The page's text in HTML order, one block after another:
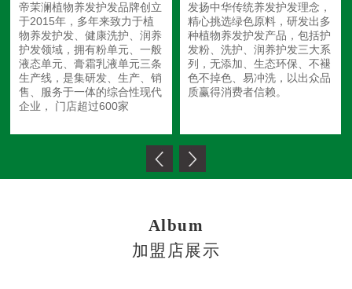
帝茉澜植物养发护发品牌创立
于2015年，多年来致力于植
物养发护发、健康洗护、润养
护发领域，拥有粉单元、一般
液态单元、膏霜乳液单元三条
生产线，是集研发、生产、销
售、服务于一体的综合性现代
企业， 门店超过600家
发扬中华传统养发护发理念，
精心挑选绿色原料，研发出多
种植物养发护发产品，包括护
发粉、洗护、润养护发三大系
列，无添加、生态环保、不褪
色不掉色、易冲洗，以出众品
质赢得消费者信赖。
Album
加盟店展示